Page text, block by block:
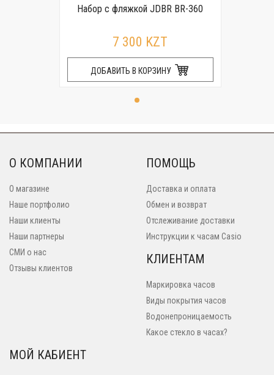
Набор с фляжкой JDBR BR-360
7 300 KZT
ДОБАВИТЬ В КОРЗИНУ
О КОМПАНИИ
О магазине
Наше портфолио
Наши клиенты
Наши партнеры
СМИ о нас
Отзывы клиентов
ПОМОЩЬ
Доставка и оплата
Обмен и возврат
Отслеживание доставки
Инструкции к часам Casio
КЛИЕНТАМ
Маркировка часов
Виды покрытия часов
Водонепроницаемость
Какое стекло в часах?
МОЙ КАБИЕНТ